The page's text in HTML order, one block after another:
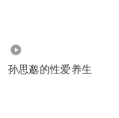
孙思邈的性爱养生